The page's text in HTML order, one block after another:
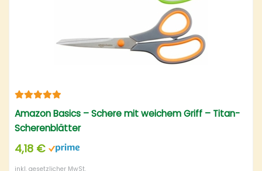
Amazon Basics – Schere mit weichem Griff – Titan-
Scherenblätter
4,18 €
inkl. gesetzlicher MwSt.